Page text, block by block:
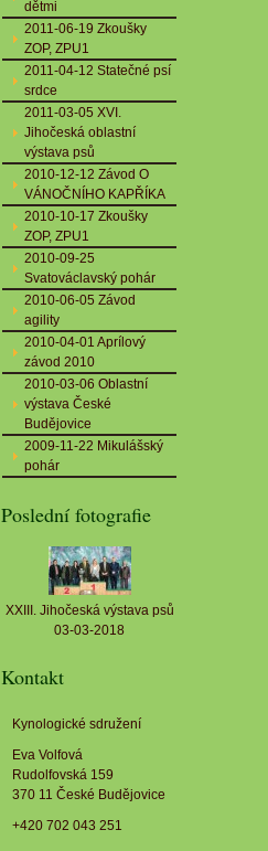
dětmi
2011-06-19 Zkoušky
ZOP, ZPU1
2011-04-12 Statečné psí
srdce
2011-03-05 XVI.
Jihočeská oblastní
výstava psů
2010-12-12 Závod O
VÁNOČNÍHO KAPŘÍKA
2010-10-17 Zkoušky
ZOP, ZPU1
2010-09-25
Svatováclavský pohár
2010-06-05 Závod
agility
2010-04-01 Aprílový
závod 2010
2010-03-06 Oblastní
výstava České
Budějovice
2009-11-22 Mikulášský
pohár
Poslední fotografie
XXIII. Jihočeská výstava psů
03-03-2018
Kontakt
Kynologické sdružení
Eva Volfová
Rudolfovská 159
370 11 České Budějovice
+420 702 043 251